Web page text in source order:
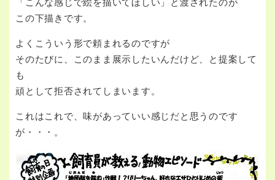
この下描きです。
よくこういう形で頼まれるのですが
そのたびに、このまま展示したいんだけど、と提案して
も
頑として拒否されてしまいます。
これはこれで、味があっていい感じだと思うのです
が・・・。